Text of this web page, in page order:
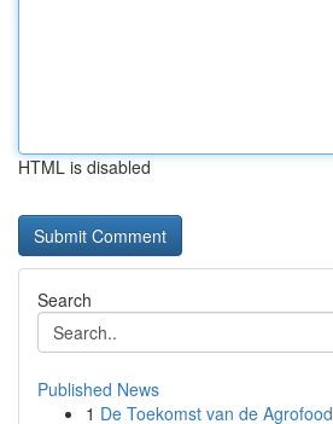
HTML is disabled
Search
Published News
1 De Toekomst van de